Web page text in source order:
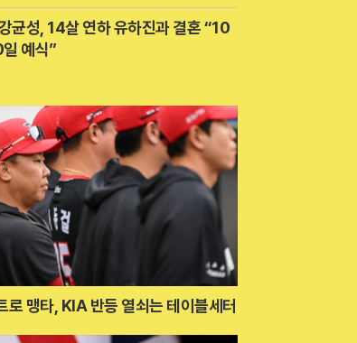
균성, 14살 연하 유하진과 결혼 “10
예식”
로 맹타, KIA 반등 열쇠는 테이블세터